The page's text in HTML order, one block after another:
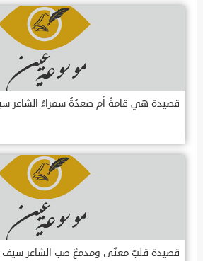
قصيدة هي قامةُ أم صعدُةُ سمراءُ الشاعر
قصيدة قلبٌ معنّى ومدمعٌ صب الشاعر سيف